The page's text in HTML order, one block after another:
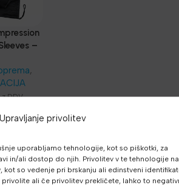
Upravljanje privolitev
uporabljamo tehnologije, kot so piškotki, za
in/ali dostop do njih. Privolitev v te tehnologije
so vedenje pri brskanju ali edinstveni
privolite ali če privolitev prekličete, lahko to
–
,
z DDV